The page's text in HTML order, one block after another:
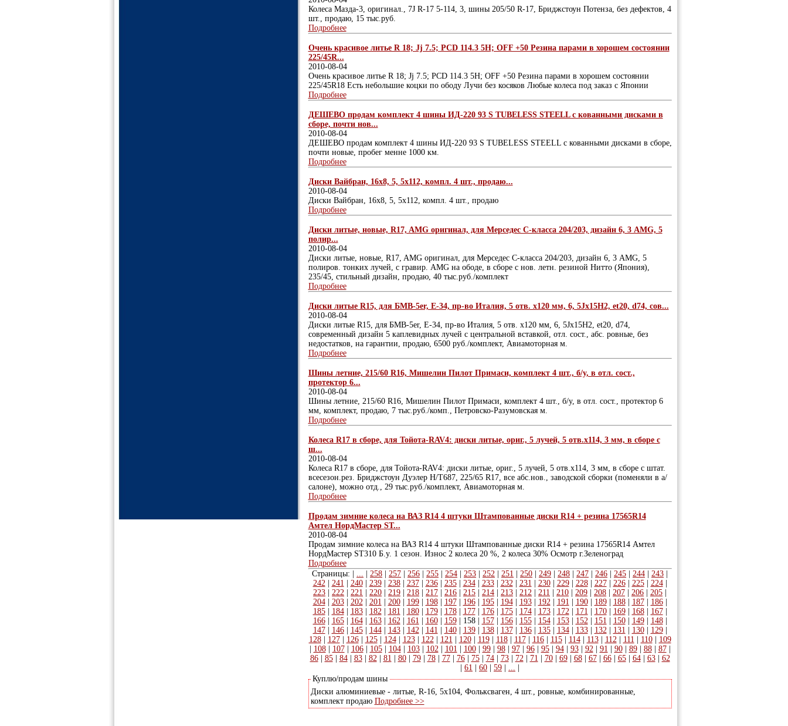
Колеса Мазда-3, оригинал., 7J R-17 5-114, 3, шины 205/50 R-17, Бриджстоун Потенза, без дефектов, 4
шт., продаю, 15 тыс.руб.
Подробнее
Очень красивое литье R 18; Jj 7.5; PCD 114.3 5H; OFF +50 Резина парами в хорошем состоянии
225/45R...
2010-08-04
Очень красивое литье R 18; Jj 7.5; PCD 114.3 5H; OFF +50 Резина парами в хорошем состоянии
225/45R18 Есть небольшие коцки по ободу Лучи без косяков Любые колеса под заказ с Японии
Подробнее
ДЕШЕВО продам комплект 4 шины ИД-220 93 S TUBELESS STEELL с кованными дисками в
сборе, почти нов...
2010-08-04
ДЕШЕВО продам комплект 4 шины ИД-220 93 S TUBELESS STEELL с кованными дисками в сборе,
почти новые, пробег менне 1000 км.
Подробнее
Диски Вайбран, 16х8, 5, 5х112, компл. 4 шт., продаю...
2010-08-04
Диски Вайбран, 16х8, 5, 5х112, компл. 4 шт., продаю
Подробнее
Диски литые, новые, R17, AMG оригинал, для Мерседес С-класса 204/203, дизайн 6, 3 AMG, 5
полир...
2010-08-04
Диски литые, новые, R17, AMG оригинал, для Мерседес С-класса 204/203, дизайн 6, 3 AMG, 5
полиров. тонких лучей, с гравир. AMG на ободе, в сборе с нов. летн. резиной Нитто (Япония),
235/45, стильный дизайн, продаю, 40 тыс.руб./комплект
Подробнее
Диски литые R15, для БМВ-5er, Е-34, пр-во Италия, 5 отв. х120 мм, 6, 5Jх15Н2, et20, d74, сов...
2010-08-04
Диски литые R15, для БМВ-5er, Е-34, пр-во Италия, 5 отв. х120 мм, 6, 5Jх15Н2, et20, d74,
современный дизайн 5 каплевидных лучей с центральной вставкой, отл. сост., абс. ровные, без
недостатков, на гарантии, продаю, 6500 руб./комплект, Авиамоторная м.
Подробнее
Шины летние, 215/60 R16, Мишелин Пилот Примаси, комплект 4 шт., б/у, в отл. сост.,
протектор 6...
2010-08-04
Шины летние, 215/60 R16, Мишелин Пилот Примаси, комплект 4 шт., б/у, в отл. сост., протектор 6
мм, комплект, продаю, 7 тыс.руб./комп., Петровско-Разумовская м.
Подробнее
Колеса R17 в сборе, для Тойота-RAV4: диски литые, ориг., 5 лучей, 5 отв.х114, 3 мм, в сборе с
ш...
2010-08-04
Колеса R17 в сборе, для Тойота-RAV4: диски литые, ориг., 5 лучей, 5 отв.х114, 3 мм, в сборе с штат.
всесезон.рез. Бриджстоун Дуэлер H/T687, 225/65 R17, все абс.нов., заводской сборки (поменяли в а/
салоне), можно отд., 29 тыс.руб./комплект, Авиамоторная м.
Подробнее
Продам зимние колеса на ВАЗ R14 4 штуки Штампованные диски R14 + резина 17565R14
Амтел НордМастер ST...
2010-08-04
Продам зимние колеса на ВАЗ R14 4 штуки Штампованные диски R14 + резина 17565R14 Амтел
НордМастер ST310 Б.у. 1 сезон. Износ 2 колеса 20 %, 2 колеса 30% Осмотр г.Зеленоград
Подробнее
Страницы: | ... 258 257 256 255 254 253 252 251 250 249 248 247 246 245 244 243
242| 241 240| 239| 238| 237| 236| 235| 234| 233| 232| 231 230| 229| 228| 227| 226| 225| 224|
223
222 221 220 219 218 217 216 215 214 213 212 211 210 209 208 207 206 205
204| 203| 202| 201 200| 199| 198| 197| 196| 195| 194| 193| 192| 191 190| 189| 188| 187| 186|
185| 184| 183| 182| 181 180| 179| 178| 177| 176| 175| 174| 173| 172| 171 170| 169| 168| 167|
166| 165| 164| 163| 162| 161 160| 159| 158| 157| 156| 155| 154| 153| 152| 151 150| 149| 148|
147| 146| 145| 144| 143| 142| 141 140| 139| 138| 137| 136| 135| 134| 133| 132| 131 130| 129|
128| 127| 126| 125| 124| 123| 122| 121 120| 119| 118| 117| 116| 115| 114| 113| 112| 111 110| 109
108| 107| 106| 105| 104| 103| 102| 101 100| 99| 98| 97| 96| 95| 94| 93| 92| 91 90| 89| 88| 87|
86| 85| 84| 83| 82| 81 80| 79| 78| 77| 76| 75| 74| 73| 72| 71 70| 69| 68| 67| 66| 65| 64| 63| 62
61 60 59 ...
Куплю/продам шины
Диски алюминиевые - литые, R-16, 5х104, Фольксваген, 4 шт., ровные, комбинированные,
комплект продаю Подробнее >>